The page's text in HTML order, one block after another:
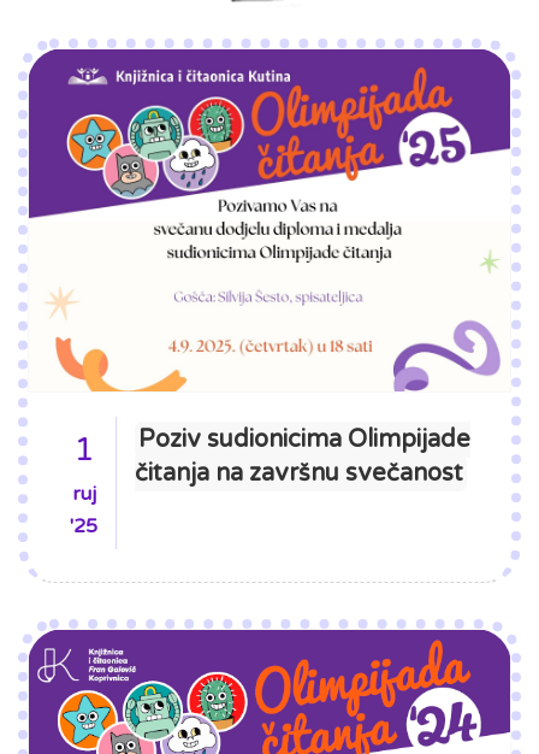
1
ruj
'25
Poziv sudionicima Olimpijade
čitanja na završnu svečanost